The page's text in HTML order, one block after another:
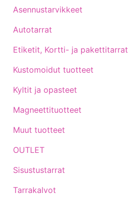
Asennustarvikkeet
Autotarrat
Etiketit, Kortti- ja pakettitarrat
Kustomoidut tuotteet
Kyltit ja opasteet
Magneettituotteet
Muut tuotteet
OUTLET
Sisustustarrat
Tarrakalvot